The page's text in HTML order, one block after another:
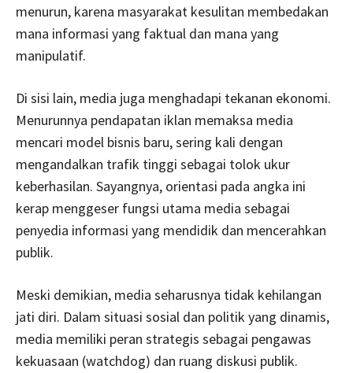
menurun, karena masyarakat kesulitan membedakan
mana informasi yang faktual dan mana yang
manipulatif.
Di sisi lain, media juga menghadapi tekanan ekonomi.
Menurunnya pendapatan iklan memaksa media
mencari model bisnis baru, sering kali dengan
mengandalkan trafik tinggi sebagai tolok ukur
keberhasilan. Sayangnya, orientasi pada angka ini
kerap menggeser fungsi utama media sebagai
penyedia informasi yang mendidik dan mencerahkan
publik.
Meski demikian, media seharusnya tidak kehilangan
jati diri. Dalam situasi sosial dan politik yang dinamis,
media memiliki peran strategis sebagai pengawas
kekuasaan (watchdog) dan ruang diskusi publik.